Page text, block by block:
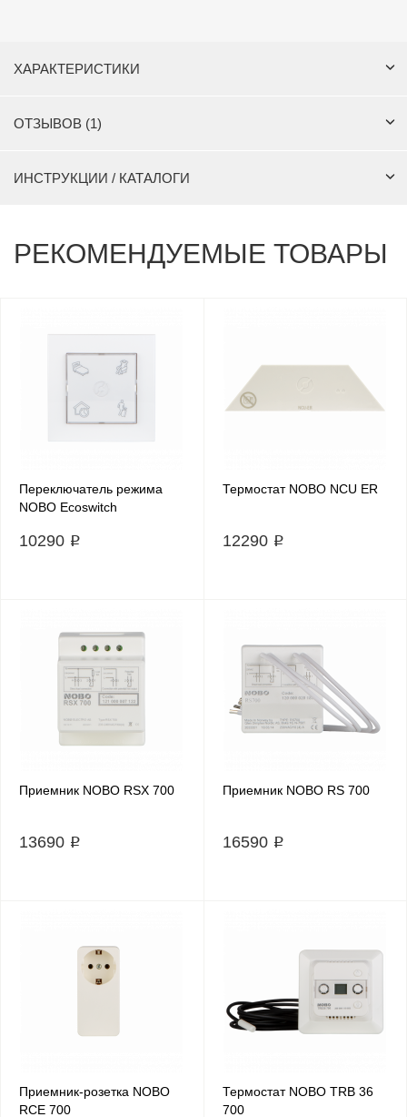
ХАРАКТЕРИСТИКИ
ОТЗЫВОВ (1)
ИНСТРУКЦИИ / КАТАЛОГИ
РЕКОМЕНДУЕМЫЕ ТОВАРЫ
Переключатель режима
NOBO Ecoswitch
10290 ₽
Термостат NOBO NCU ЕR
12290 ₽
Приемник NOBO RSX 700
13690 ₽
Приемник NOBO RS 700
16590 ₽
Приемник-розетка NOBO
RCE 700
Термостат NOBO TRB 36
700